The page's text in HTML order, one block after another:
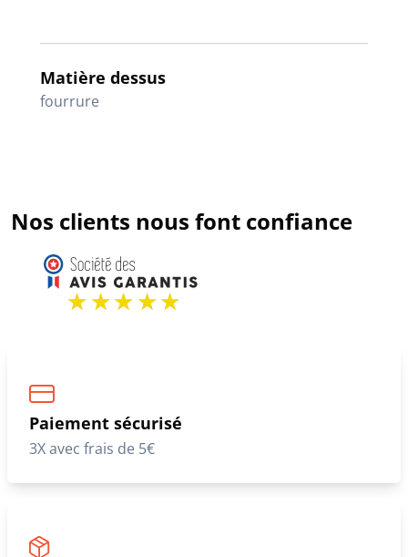
Matière dessus
fourrure
Nos clients nous font confiance
Paiement sécurisé
3X avec frais de 5€